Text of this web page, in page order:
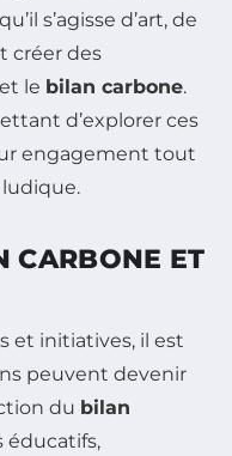
s’agisse d’art, de
créer des
le bilan carbone.
d’explorer ces
engagement tout
CARBONE ET
et initiatives, il est
peuvent devenir
du bilan
éducatifs,